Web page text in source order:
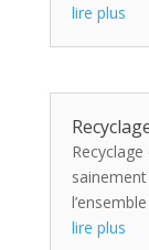
lire plus
lire plus